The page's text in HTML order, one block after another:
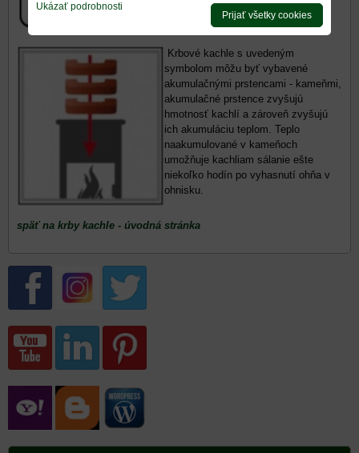
Krbové kachle s uvedeným
symbolom môžu byť vybavené
akumulačnými prstencami - kameňmi,
akumulačné prstence zvyšujú
hmotnosť kachlí a zároveň zvyšujú
ich akumuláciu teplom. Teplo
naakumulované v kameňoch
umožňuje kachliam sálanie ešte
niekoľko hodín po vyhasnutí ohňa v
ohnisku.
späť na krby kachle - úvodná stránka
Ukázať podrobnosti
Prijať všetky cookies